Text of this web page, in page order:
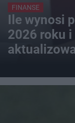
FINANSE
Ile wynosi
2026 roku